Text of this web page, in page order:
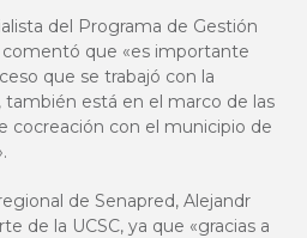
del Programa de Gestión
comentó que «es importante
que se trabajó con la
también está en el marco de las
cocreación con el municipio de
de Senapred, Alejandr
de la UCSC, ya que «gracias a